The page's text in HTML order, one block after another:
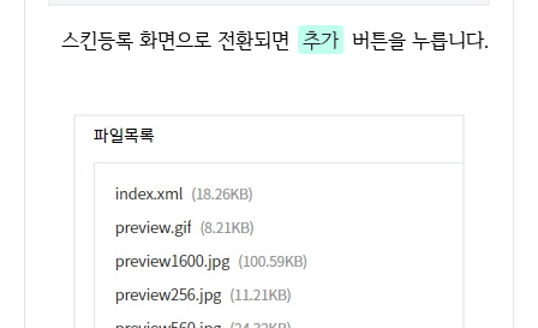
스킨등록 화면으로 전환되면 추가 버튼을 누릅니다.